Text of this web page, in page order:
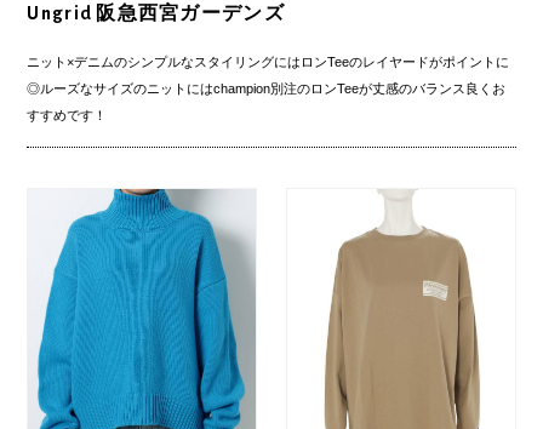
Ungrid 阪急西宮ガーデンズ
ニット×デニムのシンプルなスタイリングにはロンTeeのレイヤードがポイントに
◎ルーズなサイズのニットにはchampion別注のロンTeeが丈感のバランス良くお
すすめです！